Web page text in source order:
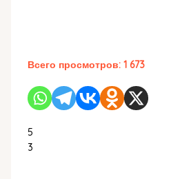
Всего просмотров: 1 673
5
3